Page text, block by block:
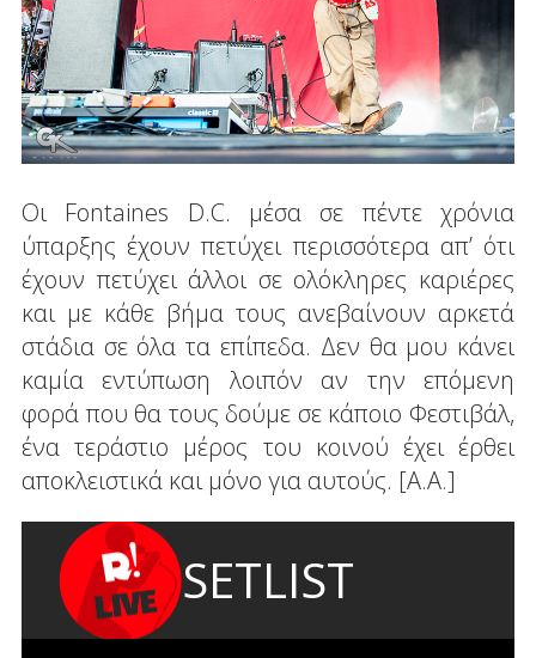
Οι Fontaines D.C. μέσα σε πέντε χρόνια
ύπαρξης έχουν πετύχει περισσότερα απ’ ότι
έχουν πετύχει άλλοι σε ολόκληρες καριέρες
και με κάθε βήμα τους ανεβαίνουν αρκετά
στάδια σε όλα τα επίπεδα. Δεν θα μου κάνει
καμία εντύπωση λοιπόν αν την επόμενη
φορά που θα τους δούμε σε κάποιο Φεστιβάλ,
ένα τεράστιο μέρος του κοινού έχει έρθει
αποκλειστικά και μόνο για αυτούς. [Α.Α.]
SETLIST